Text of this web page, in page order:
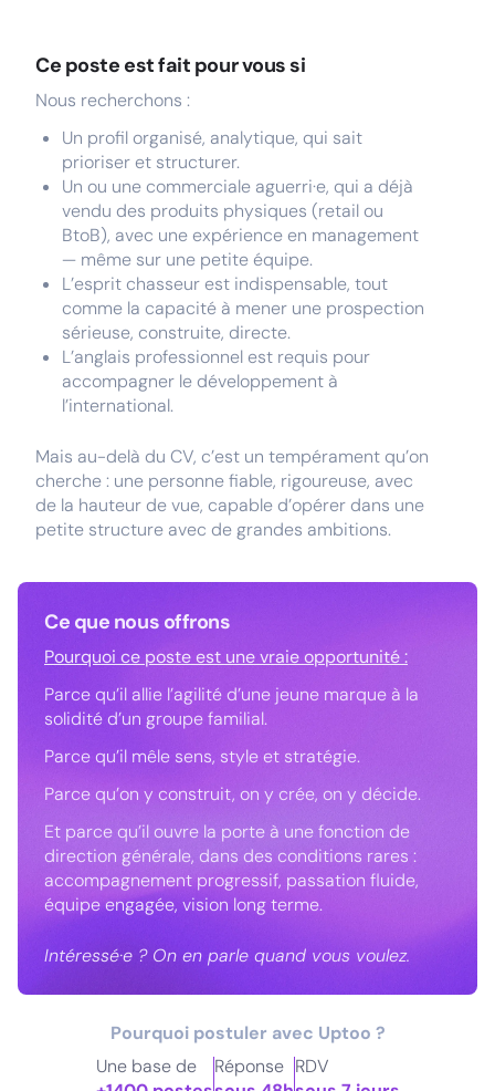
Ce poste est fait pour vous si
Nous recherchons :
Un profil organisé, analytique, qui sait
prioriser et structurer.
Un ou une commerciale aguerri·e, qui a déjà
vendu des produits physiques (retail ou
BtoB), avec une expérience en management
— même sur une petite équipe.
L’esprit chasseur est indispensable, tout
comme la capacité à mener une prospection
sérieuse, construite, directe.
L’anglais professionnel est requis pour
accompagner le développement à
l’international.
Mais au-delà du CV, c’est un tempérament qu’on
cherche : une personne fiable, rigoureuse, avec
de la hauteur de vue, capable d’opérer dans une
petite structure avec de grandes ambitions.
Ce que nous offrons
Pourquoi ce poste est une vraie opportunité :
Parce qu’il allie l’agilité d’une jeune marque à la
solidité d’un groupe familial.
Parce qu’il mêle sens, style et stratégie.
Parce qu’on y construit, on y crée, on y décide.
Et parce qu’il ouvre la porte à une fonction de
direction générale, dans des conditions rares :
accompagnement progressif, passation fluide,
équipe engagée, vision long terme.
Intéressé·e ? On en parle quand vous voulez.
Pourquoi postuler avec Uptoo ?
Une base de
Réponse RDV